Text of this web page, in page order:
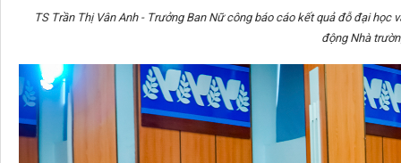
TS Trần Thị Vân Anh - Trưởng Ban Nữ công báo cáo kết quả đỗ đại học
động Nhà